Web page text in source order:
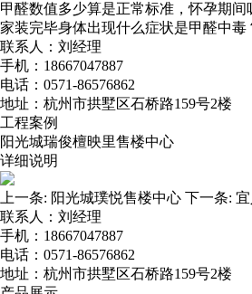
甲醛数值多少算是正常标准，怀孕期间
家装完毕身体出现什么症状是甲醛中毒
联系人：刘经理
手机：18667047887
电话：0571-86576862
地址：杭州市拱墅区石桥路159号2楼
工程案例
阳光城瑞俊檀映里售楼中心
详细说明
上一条: 阳光城璞悦售楼中心 下一条:
联系人：刘经理
手机：18667047887
电话：0571-86576862
地址：杭州市拱墅区石桥路159号2楼